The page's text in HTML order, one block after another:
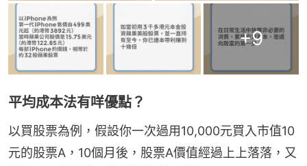
+9
平均成本法有咩優點？
以買股票為例，假設你一次過用10,000元買入市值10
元的股票A，10個月後，股票A價值經過上上落落，又